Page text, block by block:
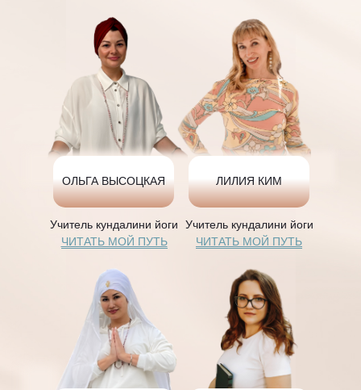
ОЛЬГА ВЫСОЦКАЯ ЛИЛИЯ КИМ
Учитель кундалини йоги
ЧИТАТЬ МОЙ ПУТЬ
Учитель кундалини йоги
ЧИТАТЬ МОЙ ПУТЬ